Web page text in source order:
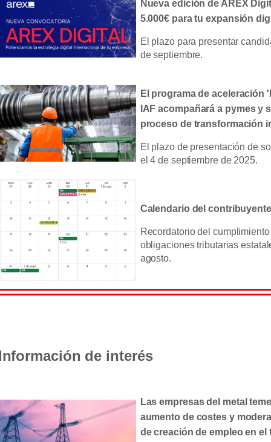
Nueva edición de AREX
5.000€ para tu expansión
El plazo para presentar
de septiembre.
El programa de aceleración
IAF acompañará a pymes y
proceso de transformación
El plazo de presentación de
el 4 de septiembre de 2025.
Calendario del
Recordatorio del
obligaciones tributarias
agosto.
de interés
Las empresas del metal
aumento de costes y
de creación de empleo en el